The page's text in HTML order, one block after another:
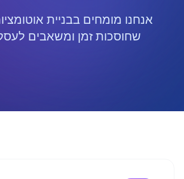
אנחנו מומחים בבניית
שחוסכות זמן ומשאבים